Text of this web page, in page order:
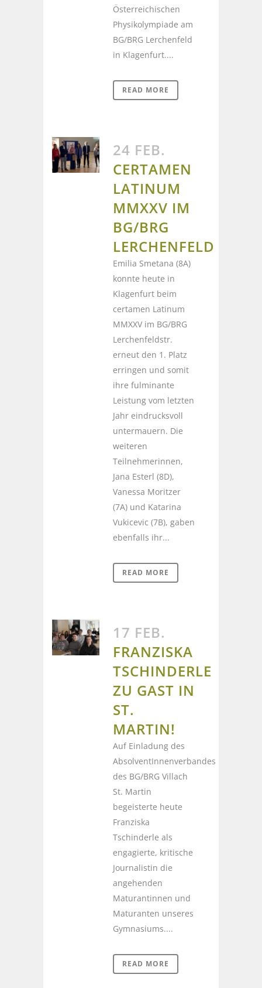
Österreichischen
Physikolympiade am
BG/BRG Lerchenfeld
in Klagenfurt....
READ MORE
24 FEB.
CERTAMEN
LATINUM
MMXXV IM
BG/BRG
LERCHENFELD
Emilia Smetana (8A)
konnte heute in
Klagenfurt beim
certamen Latinum
MMXXV im BG/BRG
Lerchenfeldstr.
erneut den 1. Platz
erringen und somit
ihre fulminante
Leistung vom letzten
Jahr eindrucksvoll
untermauern. Die
weiteren
Teilnehmerinnen,
Jana Esterl (8D),
Vanessa Moritzer
(7A) und Katarina
Vukicevic (7B), gaben
ebenfalls ihr...
READ MORE
17 FEB.
FRANZISKA
TSCHINDERLE
ZU GAST IN
ST.
MARTIN!
Auf Einladung des
AbsolventInnenverbandes
des BG/BRG Villach
St. Martin
begeisterte heute
Franziska
Tschinderle als
engagierte, kritische
Journalistin die
angehenden
Maturantinnen und
Maturanten unseres
Gymnasiums....
READ MORE